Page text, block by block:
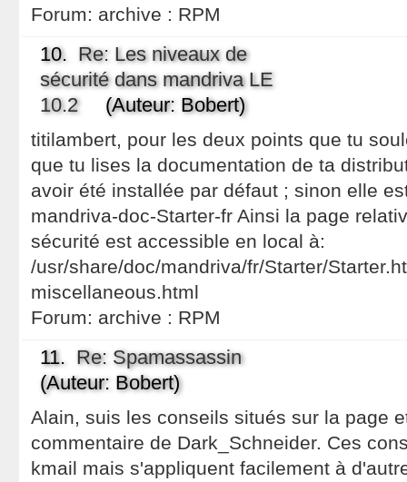
Forum: archive : RPM
10. Re: Les niveaux de
sécurité dans mandriva LE
10.2(Auteur: Bobert)
titilambert, pour les deux points que tu
que tu lises la documentation de ta
avoir été installée par défaut ; sinon elle
mandriva-doc-Starter-fr Ainsi la page
sécurité est accessible en local à:
/usr/share/doc/mandriva/fr/Starter/
miscellaneous.html
Forum: archive : RPM
11. Re: Spamassassin
(Auteur: Bobert)
Alain, suis les conseils situés sur la page
commentaire de Dark_Schneider. Ces
kmail mais s'appliquent facilement à